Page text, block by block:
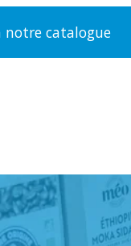
notre catalogue